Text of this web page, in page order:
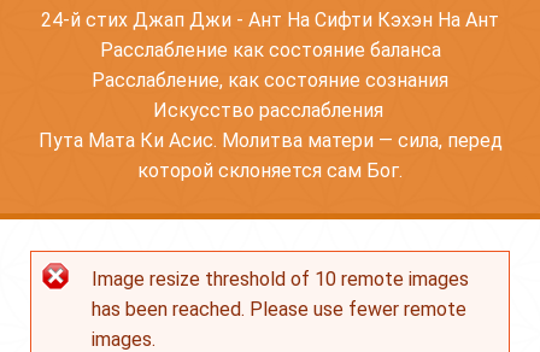
24-й стих Джап Джи - Ант На Сифти Кэхэн На Ант
Расслабление как состояние баланса
Расслабление, как состояние сознания
Искусство расслабления
Пута Мата Ки Асис. Молитва матери — сила, перед
которой склоняется сам Бог.
Сообщение
Image resize threshold of 10 remote images
has been reached. Please use fewer remote
images.